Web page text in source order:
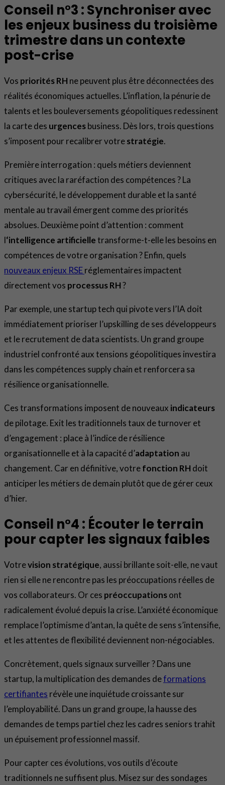
Conseil n°3 : Synchroniser avec
les enjeux business du troisième
trimestre dans un contexte
post-crise
Vos priorités RH ne peuvent plus être déconnectées des
réalités économiques actuelles. L’inflation, la pénurie de
talents et les bouleversements géopolitiques redessinent
la carte des urgencesbusiness. Dès lors, trois questions
s’imposent pour recalibrer votrestratégie.
Première interrogation : quels métiers deviennent
critiques avec la raréfaction des compétences ? La
cybersécurité, le développement durable et la santé
mentale au travail émergent comme des priorités
absolues. Deuxième point d’attention : comment
l‘intelligence artificielletransforme-t-elle les besoins en
compétences de votre organisation ? Enfin, quels
nouveaux enjeux RSEréglementaires impactent
directement vos processus RH?
Par exemple, une startup tech qui pivote vers l’IA doit
immédiatement prioriser l’upskilling de ses développeurs
et le recrutement de data scientists. Un grand groupe
industriel confronté aux tensions géopolitiques investira
dans les compétences supply chain et renforcera sa
résilience organisationnelle.
Ces transformations imposent de nouveaux indicateurs
de pilotage. Exit les traditionnels taux de turnover et
d’engagement : place à l’indice de résilience
organisationnelle et à la capacité d’adaptation au
changement. Car en définitive, votrefonction RH doit
anticiper les métiers de demain plutôt que de gérer ceux
d’hier.
Conseil n°4 : Écouter le terrain
pour capter les signaux faibles
Votrevision stratégique, aussi brillante soit-elle, ne vaut
rien si elle ne rencontre pas les préoccupations réelles de
vos collaborateurs. Or ces préoccupationsont
radicalement évolué depuis la crise. L’anxiété économique
remplace l’optimisme d’antan, la quête de sens s’intensifie,
et les attentes de flexibilité deviennent non-négociables.
Concrètement, quels signaux surveiller ? Dans une
startup, la multiplication des demandes deformations
certifiantes révèle une inquiétude croissante sur
l’employabilité. Dans un grand groupe, la hausse des
demandes de temps partiel chez les cadres seniors trahit
un épuisement professionnel massif.
Pour capter ces évolutions, vos outils d’écoute
traditionnels ne suffisent plus. Misez sur des sondages